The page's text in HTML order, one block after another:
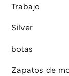
Trabajo
Silver
botas
Zapatos de